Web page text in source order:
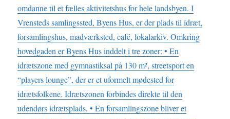
omdanne til et fælles aktivitetshus for hele landsbyen. I
Vrensteds samlingssted, Byens Hus, er der plads til idræt,
forsamlingshus, madværksted, café, lokalarkiv. Omkring
hovedgaden er Byens Hus inddelt i tre zoner: • En
idrætszone med gymnastiksal på 130 m², streetsport en
“players lounge”, der er et uformelt mødested for
idrætsfolkene. Idrætszonen forbindes direkte til den
udendørs idrætsplads. • En forsamlingszone bliver et